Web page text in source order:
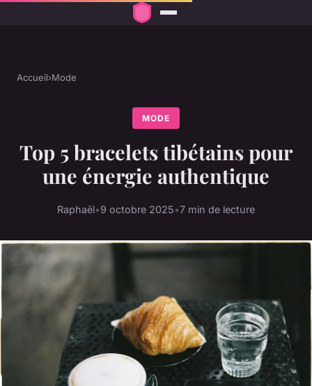
Accueil›Mode
MODE
Top 5 bracelets tibétains pour
une énergie authentique
Raphaël•9 octobre 2025•7 min de lecture